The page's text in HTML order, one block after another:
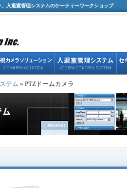
入退室管理システムのケーティーワークショップ
テム » PTZドームカメラ